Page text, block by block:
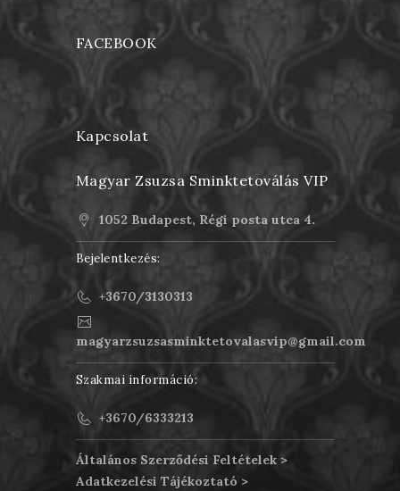
FACEBOOK
Kapcsolat
Magyar Zsuzsa Sminktetoválás VIP
1052 Budapest, Régi posta utca 4.
Bejelentkezés:
+3670/3130313
magyarzsuzsasminktetovalasvip@gmail.com
Szakmai információ:
+3670/6333213
Általános Szerződési Feltételek >
Adatkezelési Tájékoztató >